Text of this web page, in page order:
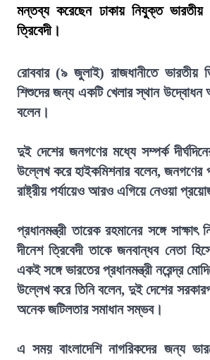
মন্তব্য করেছেন ঢাকায় নিযুক্ত ভারতীয়
ত্রিবেদী।
রোববার (৯ জুলাই) রাজধানীতে ভারতীয়
শিশুদের জন্য একটি খেলার স্থান উদ্বোধন
বলেন।
দুই দেশের জনগণের মধ্যে সম্পর্ক
উল্লেখ করে হাইকমিশনার বলেন, জনগণের
রাষ্ট্রীয় পর্যায়েও আরও এগিয়ে নেওয়া
প্রধানমন্ত্রী তারেক রহমানের সঙ্গে
দীনেশ ত্রিবেদী তাকে জনবান্ধব নেতা
একই সঙ্গে ভারতের প্রধানমন্ত্রী নরেন্দ্র
উল্লেখ করে তিনি বলেন, দুই দেশের
অনেক জটিলতার সমাধান সম্ভব।
এ সময় বাংলাদেশি নাগরিকদের জন্য